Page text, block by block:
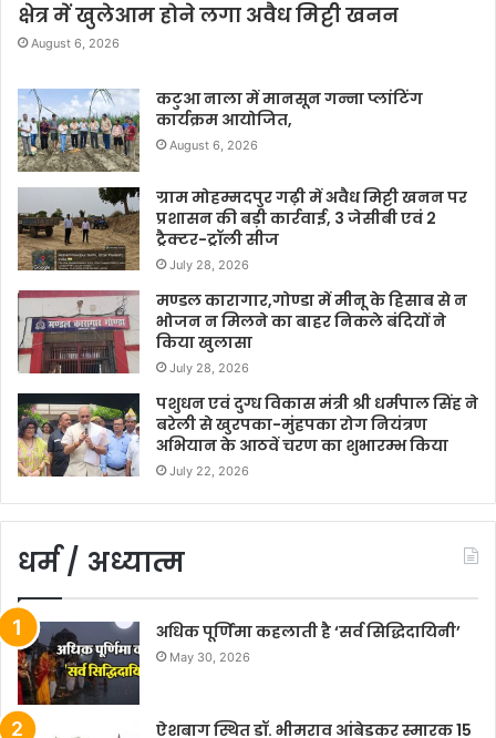
क्षेत्र में खुलेआम होने लगा अवैध मिट्टी खनन
August 6, 2026
कटुआ नाला में मानसून गन्ना प्लांटिंग
कार्यक्रम आयोजित,
August 6, 2026
ग्राम मोहम्मदपुर गढ़ी में अवैध मिट्टी खनन पर
प्रशासन की बड़ी कार्रवाई, 3 जेसीबी एवं 2
ट्रैक्टर-ट्रॉली सीज
July 28, 2026
मण्डल कारागार,गोण्डा में मीनू के हिसाब से न
भोजन न मिलने का बाहर निकले बंदियों ने
किया खुलासा
July 28, 2026
पशुधन एवं दुग्ध विकास मंत्री श्री धर्मपाल सिंह ने
बरेली से खुरपका-मुंहपका रोग नियंत्रण
अभियान के आठवें चरण का शुभारम्भ किया
July 22, 2026
धर्म / अध्यात्म
अधिक पूर्णिमा कहलाती है ‘सर्व सिद्धिदायिनी’
May 30, 2026
ऐशबाग स्थित डॉ. भीमराव आंबेडकर स्मारक 15